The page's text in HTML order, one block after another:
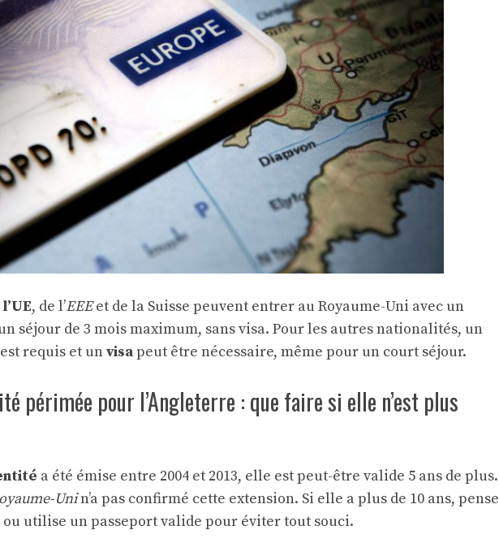
, de l’EEEet de la Suisse peuvent entrer au Royaume-Uni avec un
séjour de 3 mois maximum, sans visa. Pour les autres nationalités, un
requis et unvisapeut être nécessaire, même pour un court séjour.
périmée pour l’Angleterre : que faire si elle n’est plus
a été émise entre 2004 et 2013, elle est peut-être valide 5 ans de plus.
Unin’a pas confirmé cette extension. Si elle a plus de 10 ans, pense
ou utilise un passeport valide pour éviter tout souci.